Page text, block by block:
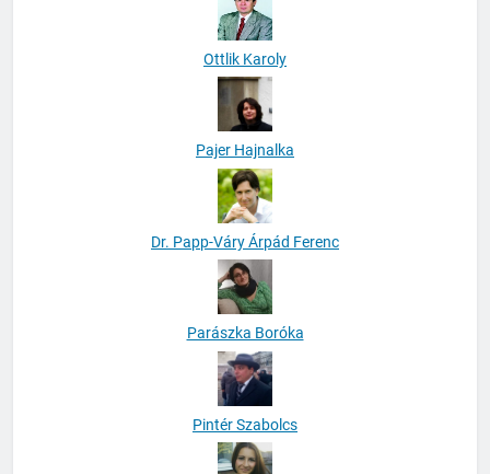
Ottlik Karoly
Pajer Hajnalka
Dr. Papp-Váry Árpád Ferenc
Parászka Boróka
Pintér Szabolcs